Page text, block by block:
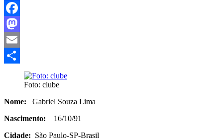
Facebook
Mastodon
Email
Foto: clube
Nome: Gabriel Souza Lima
Nascimento: 16/10/91
Cidade: São Paulo-SP-Brasil